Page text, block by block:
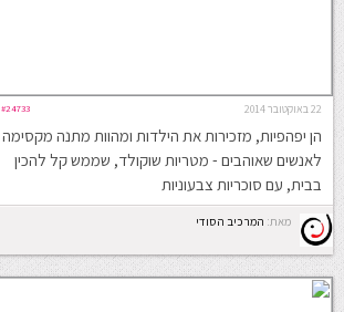
22 באוקטובר 2014 #24733
הן יפהפיות, מזכירות את הילדות ומהוות מתנה מקסימה
לאנשים שאוהבים - מטריות שוקולד, שממש קל להכין
בבית, עם סוכריות צבעוניות
מאת: המרכיב הסודי